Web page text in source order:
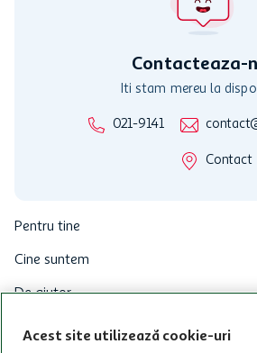
care aceste este suspendat sau in
Contacteaza-
Iti stam mereu la
021-9141
Contact
Pentru tine
Cine suntem
De ajutor
Tinem aproape
Acest site utilizează cookie-uri